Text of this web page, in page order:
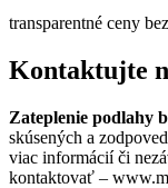
transparentné ceny
Kontaktujte
Zateplenie podlahy
skúsených a
viac informácií či
kontaktovať –